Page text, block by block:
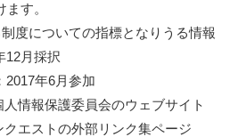
す。
度についての指標となりうる情報
12月採択
2017年6月参加
情報保護委員会のウェブサイト
エストの外部リンク集ページ